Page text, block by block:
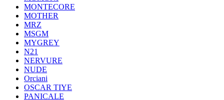
MONTECORE
MOTHER
MRZ
MSGM
MYGREY
N21
NERVURE
NUDE
Orciani
OSCAR TIYE
PANICALE